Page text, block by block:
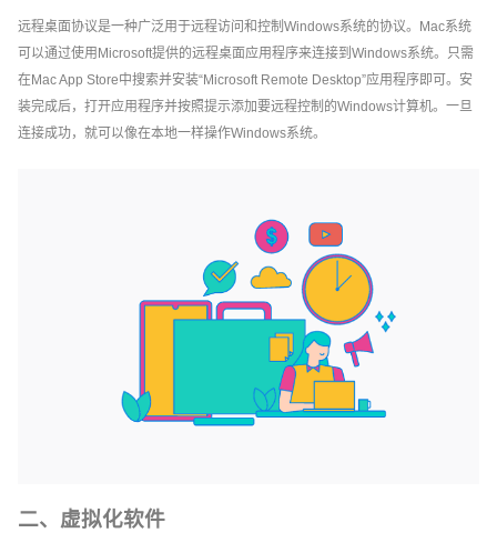
远程桌面协议是一种广泛用于远程访问和控制Windows系统的协议。Mac系统
可以通过使用Microsoft提供的远程桌面应用程序来连接到Windows系统。只需
在Mac App Store中搜索并安装“Microsoft Remote Desktop”应用程序即可。安
装完成后，打开应用程序并按照提示添加要远程控制的Windows计算机。一旦
连接成功，就可以像在本地一样操作Windows系统。
二、虚拟化软件